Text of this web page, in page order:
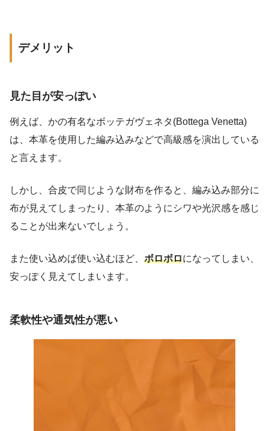
デメリット
見た目が安っぽい
例えば、かの有名なボッテガヴェネタ(Bottega Venetta)
は、本革を使用した編み込みなどで高級感を演出している
と言えます。
しかし、合皮で同じような財布を作ると、編み込み部分に
布が見えてしまったり、本革のようにシワや光沢感を感じ
ることが出来ないでしょう。
また使い込めば使い込むほど、 ボロボロになってしまい、
安っぽく見えてしまいます。
柔軟性や通気性が悪い